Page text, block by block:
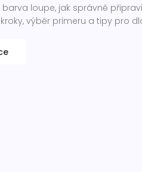
barva loupe, jak správně
výběr primeru a tipy pro